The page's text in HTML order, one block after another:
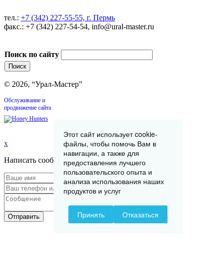
тел.: +7 (342) 227-55-55, г. Пермь
факс.: +7 (342) 227-54-54, info@ural-master.ru
Поиск по сайту
© 2026, “Урал-Мастер”
Обслуживание и
продвижение сайта
x
Написать сообщение
Отправить
Этот сайт использует cookie-
файлы, чтобы помочь Вам в
навигации, а также для
предоставления лучшего
пользовательского опыта и
анализа использования наших
продуктов и услуг
Принять Отказаться